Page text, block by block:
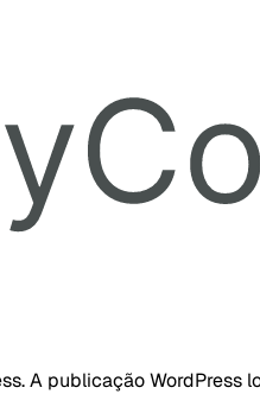
A publicação